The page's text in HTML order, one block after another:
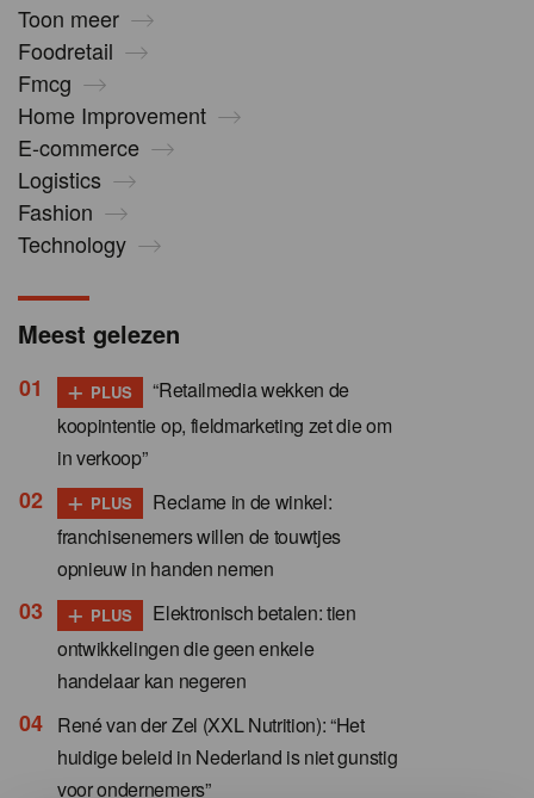
Toon meer
Foodretail
Fmcg
Home Improvement
E-commerce
Logistics
Fashion
Technology
Meest gelezen
+ PLUS
“Retailmedia wekken de
koopintentie op, fieldmarketing zet die om
in verkoop”
+ PLUS
Reclame in de winkel:
franchisenemers willen de touwtjes
opnieuw in handen nemen
+ PLUS
Elektronisch betalen: tien
ontwikkelingen die geen enkele
handelaar kan negeren
René van der Zel (XXL Nutrition): “Het
huidige beleid in Nederland is niet gunstig
voor ondernemers”